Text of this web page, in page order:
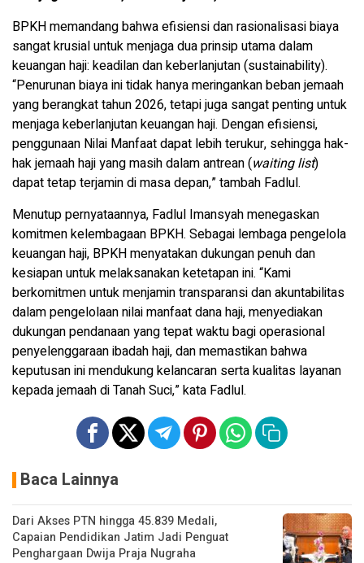
BPKH memandang bahwa efisiensi dan rasionalisasi biaya
sangat krusial untuk menjaga dua prinsip utama dalam
keuangan haji: keadilan dan keberlanjutan (sustainability).
“Penurunan biaya ini tidak hanya meringankan beban jemaah
yang berangkat tahun 2026, tetapi juga sangat penting untuk
menjaga keberlanjutan keuangan haji. Dengan efisiensi,
penggunaan Nilai Manfaat dapat lebih terukur, sehingga hak-
hak jemaah haji yang masih dalam antrean (waiting list)
dapat tetap terjamin di masa depan,” tambah Fadlul.
Menutup pernyataannya, Fadlul Imansyah menegaskan
komitmen kelembagaan BPKH. Sebagai lembaga pengelola
keuangan haji, BPKH menyatakan dukungan penuh dan
kesiapan untuk melaksanakan ketetapan ini. “Kami
berkomitmen untuk menjamin transparansi dan akuntabilitas
dalam pengelolaan nilai manfaat dana haji, menyediakan
dukungan pendanaan yang tepat waktu bagi operasional
penyelenggaraan ibadah haji, dan memastikan bahwa
keputusan ini mendukung kelancaran serta kualitas layanan
kepada jemaah di Tanah Suci,” kata Fadlul.
Baca Lainnya
Dari Akses PTN hingga 45.839 Medali,
Capaian Pendidikan Jatim Jadi Penguat
Penghargaan Dwija Praja Nugraha